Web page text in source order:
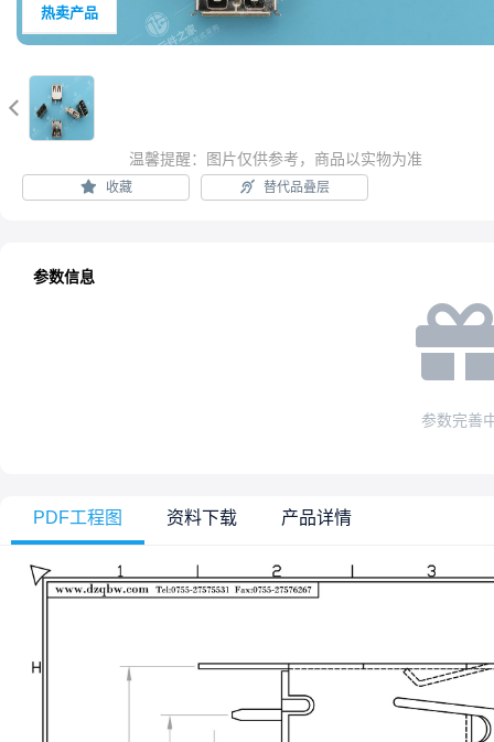

温馨提醒：图片仅供参考，商品以实物为准
收藏 替代品叠层
参数信息
参数完善
PDF工程图 资料下载 产品详情
热卖产品